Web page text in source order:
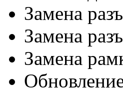
Замена
Замена
Замена